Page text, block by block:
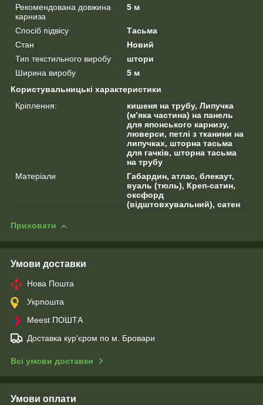
Рекомендована довжина
карниза
5 м
Спосіб підвісу
Тасьма
Стан
Новий
Тип текстильного виробу
штори
Ширина виробу
5 м
Користувальницькі характеристики
Кріплення:
кишеня на трубу, Липучка
(м’яка частина) на панель
для японського карнизу,
люверси, петлі з тканини на
липучках, шторна тасьма
для гачків, шторна тасьма
на трубу
Матеріали
Габардин, атлас, блекаут,
вуаль (тюль), Креп-сатин,
оксфорд
(відштовхувальний), сатен
Приховати
Умови доставки
Нова Пошта
Укрпошта
Meest ПОШТА
Доставка кур'єром по м. Бровари
Всі умови доставки
Умови оплати